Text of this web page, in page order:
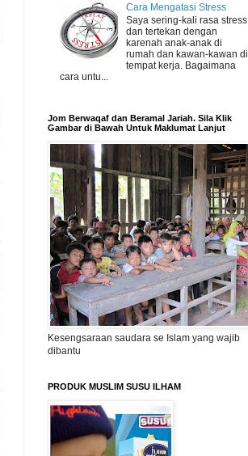
Cara Mengatasi Stress
Saya sering-kali rasa stress
dan tertekan dengan
karenah anak-anak di
rumah dan kawan-kawan di
tempat kerja. Bagaimana
cara untu...
Jom Berwaqaf dan Beramal Jariah. Sila Klik
Gambar di Bawah Untuk Maklumat Lanjut
Kesengsaraan saudara se Islam yang wajib
dibantu
PRODUK MUSLIM SUSU ILHAM